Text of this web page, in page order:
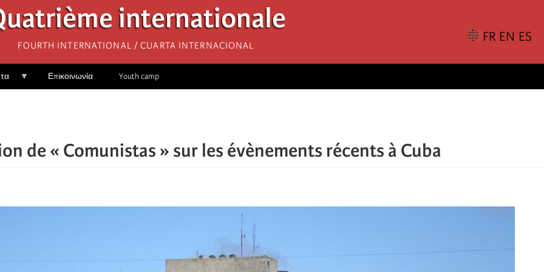
internationale
Fourth International / Cuarta Internacional
Επικοινωνία Youth camp
de « Comunistas » sur les évènements récents à Cuba